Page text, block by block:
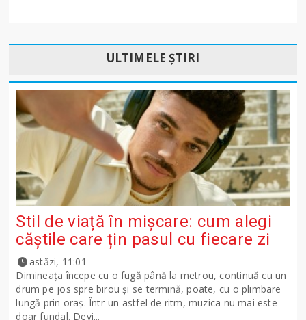
ULTIMELE ȘTIRI
Stil de viață în mișcare: cum alegi
căștile care țin pasul cu fiecare zi
astăzi, 11:01
Dimineața începe cu o fugă până la metrou, continuă cu un
drum pe jos spre birou și se termină, poate, cu o plimbare
lungă prin oraș. Într-un astfel de ritm, muzica nu mai este
doar fundal. Devi...